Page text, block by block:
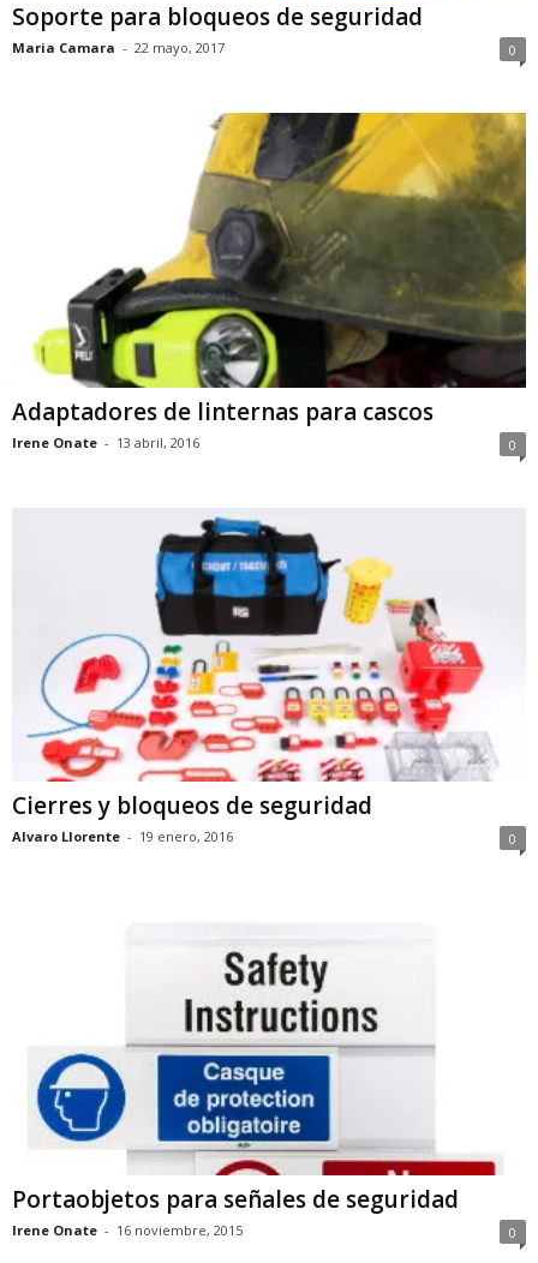
Soporte para bloqueos de seguridad
Maria Camara - 22 mayo, 2017 0
Adaptadores de linternas para cascos
Irene Onate - 13 abril, 2016 0
Cierres y bloqueos de seguridad
Alvaro Llorente - 19 enero, 2016 0
Portaobjetos para señales de seguridad
Irene Onate - 16 noviembre, 2015 0